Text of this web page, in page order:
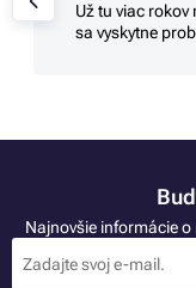
Už tu viac
sa vyskytne
Najnovšie informácie